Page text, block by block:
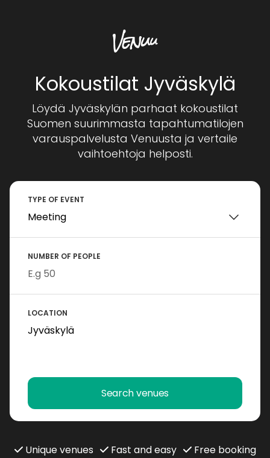
Kokoustilat Jyväskylä
Löydä Jyväskylän parhaat kokoustilat
Suomen suurimmasta tapahtumatilojen
varauspalvelusta Venuusta ja vertaile
vaihtoehtoja helposti.
TYPE OF EVENT
NUMBER OF PEOPLE
LOCATION
Search venues
Unique venues Fast and easy Free booking